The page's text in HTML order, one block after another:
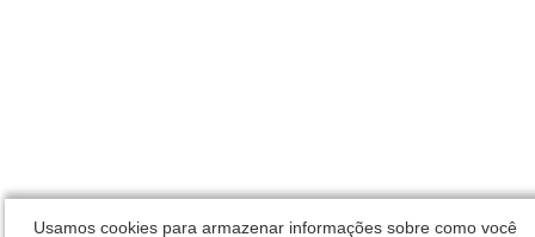
Usamos cookies para armazenar informações sobre como você